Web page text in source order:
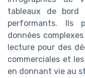
tableaux de bord
performants. Ils
données
lecture pour des
commerciales et
en donnant vie au